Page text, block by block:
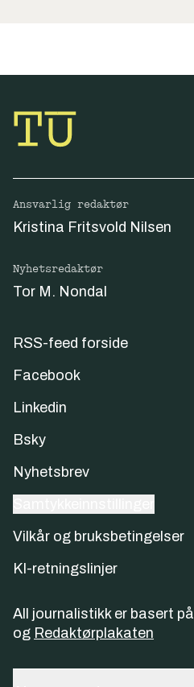
Ansvarlig redaktør
Kristina Fritsvold Nilsen
Nyhetsredaktør
Tor M. Nondal
RSS-feed forside
Facebook
Linkedin
Bsky
Nyhetsbrev
Vilkår og bruksbetingelser
KI-retningslinjer
All journalistikk er basert på
og Redaktørplakaten